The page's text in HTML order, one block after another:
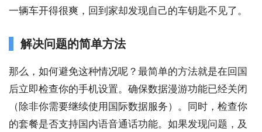
一辆车开得很爽，回到家却发现自己的车钥匙不见了。
解决问题的简单方法
那么，如何避免这种情况呢？最简单的方法就是在回国
后立即检查你的手机设置。确保数据漫游功能已经关闭
（除非你需要继续使用国际数据服务）。同时，检查你
的套餐是否支持国内语音通话功能。如果发现问题，及